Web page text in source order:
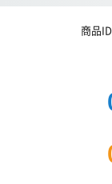
商品